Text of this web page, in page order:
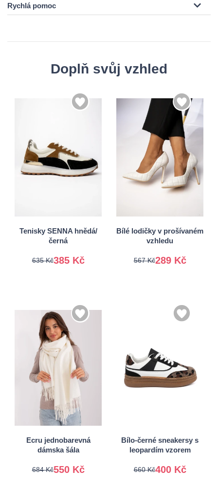
Rychlá pomoc
Doplň svůj vzhled
Tenisky SENNA hnědá/
černá
385 Kč
635 Kč
36 37
Bílé lodičky v prošívaném
vzhledu
289 Kč
567 Kč
36 37
40 41
Ecru jednobarevná
dámska šála
550 Kč
684 Kč
Univerzální
Bílo-černé sneakersy s
leopardím vzorem
400 Kč
660 Kč